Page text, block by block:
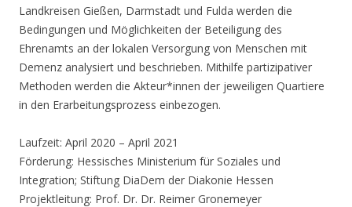
Landkreisen Gießen, Darmstadt und Fulda werden die
Bedingungen und Möglichkeiten der Beteiligung des
Ehrenamts an der lokalen Versorgung von Menschen mit
Demenz analysiert und beschrieben. Mithilfe partizipativer
Methoden werden die Akteur*innen der jeweiligen Quartiere
in den Erarbeitungsprozess einbezogen.
Laufzeit: April 2020 – April 2021
Förderung: Hessisches Ministerium für Soziales und
Integration; Stiftung DiaDem der Diakonie Hessen
Projektleitung: Prof. Dr. Dr. Reimer Gronemeyer